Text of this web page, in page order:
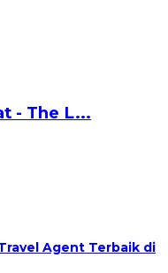
- The L...
Agent Terbaik di